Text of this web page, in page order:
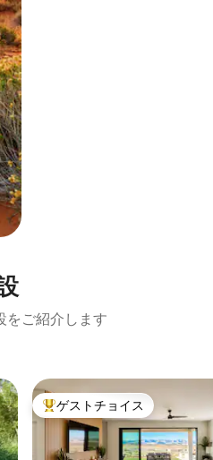
をご紹介します
大好評のゲストチョイスです。
ゲストチョイス